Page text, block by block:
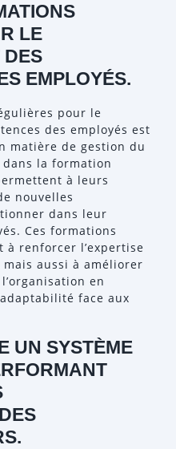
LE
DES
EMPLOYÉS.
pour le
des employés est
matière de gestion du
la formation
à leurs
nouvelles
dans leur
Ces formations
renforcer l’expertise
aussi à améliorer
en
face aux
UN SYSTÈME